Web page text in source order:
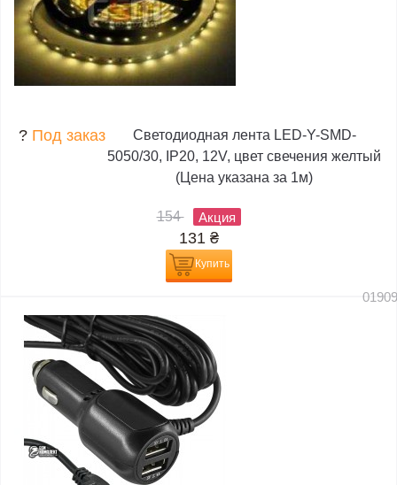
? Под заказ
Светодиодная лента LED-Y-SMD-
5050/30, IP20, 12V, цвет свечения желтый
(Цена указана за 1м)
154 Акция
131 ₴
Купить